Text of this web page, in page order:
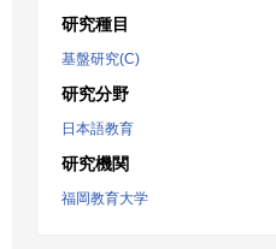
研究種目
基盤研究(C)
研究分野
日本語教育
研究機関
福岡教育大学